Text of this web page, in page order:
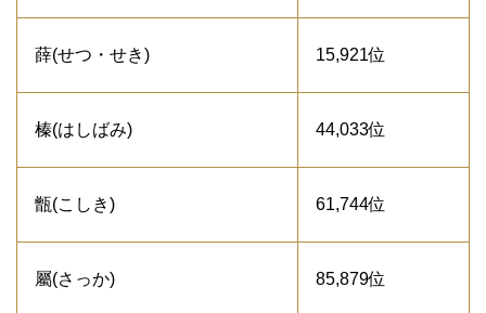
薛(せつ・せき) 15,921位
榛(はしばみ) 44,033位
甑(こしき) 61,744位
屬(さっか) 85,879位